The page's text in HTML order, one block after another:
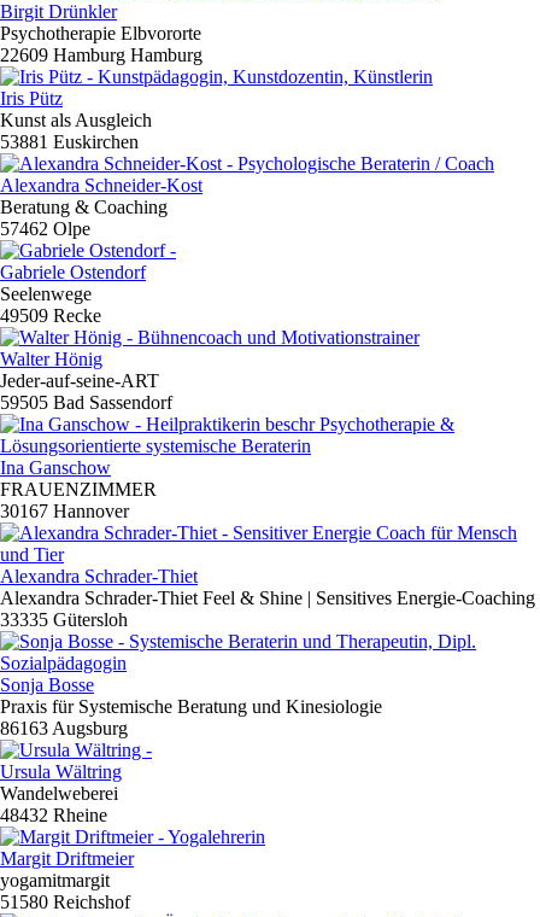
Birgit Drünkler
Psychotherapie Elbvororte
22609 Hamburg Hamburg
Iris Pütz
Kunst als Ausgleich
53881 Euskirchen
Alexandra Schneider-Kost
Beratung & Coaching
57462 Olpe
Gabriele Ostendorf
Seelenwege
49509 Recke
Walter Hönig
Jeder-auf-seine-ART
59505 Bad Sassendorf
Ina Ganschow
FRAUENZIMMER
30167 Hannover
Alexandra Schrader-Thiet
Alexandra Schrader-Thiet Feel & Shine | Sensitives Energie-Coaching
33335 Gütersloh
Sonja Bosse
Praxis für Systemische Beratung und Kinesiologie
86163 Augsburg
Ursula Wältring
Wandelweberei
48432 Rheine
Margit Driftmeier
yogamitmargit
51580 Reichshof